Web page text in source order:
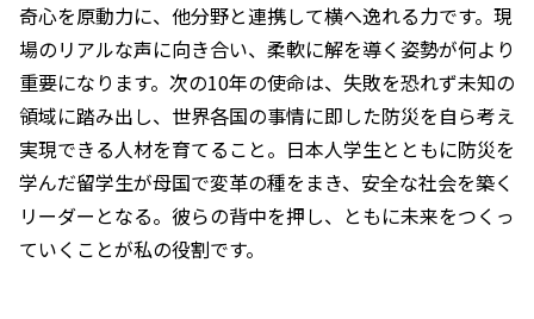
奇心を原動力に、他分野と連携して横へ逸れる力です。現
場のリアルな声に向き合い、柔軟に解を導く姿勢が何より
重要になります。次の10年の使命は、失敗を恐れず未知の
領域に踏み出し、世界各国の事情に即した防災を自ら考え
実現できる人材を育てること。日本人学生とともに防災を
学んだ留学生が母国で変革の種をまき、安全な社会を築く
リーダーとなる。彼らの背中を押し、ともに未来をつくっ
ていくことが私の役割です。